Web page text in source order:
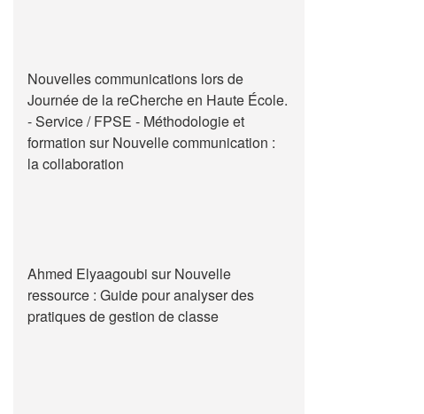
Nouvelles communications lors de
Journée de la reCherche en Haute École.
- Service / FPSE - Méthodologie et
formation surNouvelle communication :
la collaboration
Ahmed Elyaagoubi surNouvelle
ressource : Guide pour analyser des
pratiques de gestion de classe